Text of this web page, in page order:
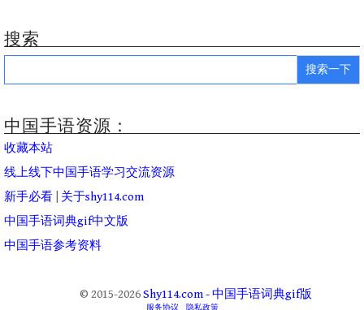
搜索
Search
中国手语资源：
收藏本站
线上线下中国手语学习交流资源
新手必看
关于shy114.com
中国手语词典gif中文版
中国手语参考资料
© 2015-2026Shy114.com - 中国手语词典gif版
服务协议 隐私政策